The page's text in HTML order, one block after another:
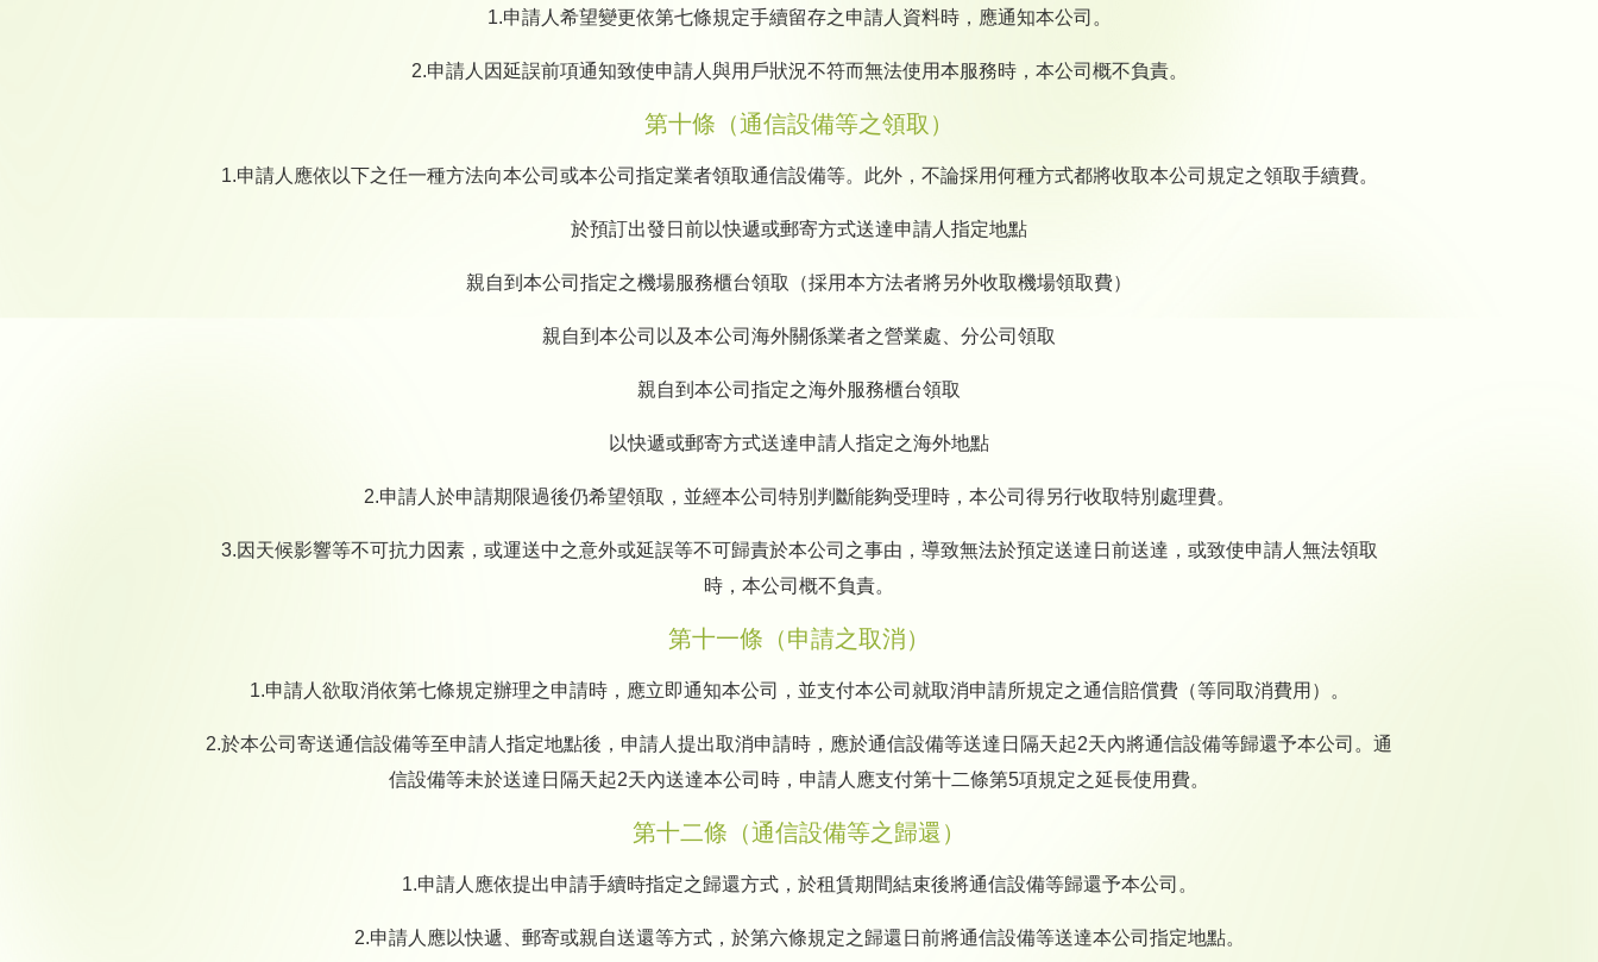
1.申請人希望變更依第七條規定手續留存之申請人資料時，應通知本公司。
2.申請人因延誤前項通知致使申請人與用戶狀況不符而無法使用本服務時，本公司概不負責。
第十條（通信設備等之領取）
1.申請人應依以下之任一種方法向本公司或本公司指定業者領取通信設備等。此外，不論採用何種方式都將收取本公司規定之領取手續費。
於預訂出發日前以快遞或郵寄方式送達申請人指定地點
親自到本公司指定之機場服務櫃台領取（採用本方法者將另外收取機場領取費）
親自到本公司以及本公司海外關係業者之營業處、分公司領取
親自到本公司指定之海外服務櫃台領取
以快遞或郵寄方式送達申請人指定之海外地點
2.申請人於申請期限過後仍希望領取，並經本公司特別判斷能夠受理時，本公司得另行收取特別處理費。
3.因天候影響等不可抗力因素，或運送中之意外或延誤等不可歸責於本公司之事由，導致無法於預定送達日前送達，或致使申請人無法領取
時，本公司概不負責。
第十一條（申請之取消）
1.申請人欲取消依第七條規定辦理之申請時，應立即通知本公司，並支付本公司就取消申請所規定之通信賠償費（等同取消費用）。
2.於本公司寄送通信設備等至申請人指定地點後，申請人提出取消申請時，應於通信設備等送達日隔天起2天內將通信設備等歸還予本公司。通
信設備等未於送達日隔天起2天內送達本公司時，申請人應支付第十二條第5項規定之延長使用費。
第十二條（通信設備等之歸還）
1.申請人應依提出申請手續時指定之歸還方式，於租賃期間結束後將通信設備等歸還予本公司。
2.申請人應以快遞、郵寄或親自送還等方式，於第六條規定之歸還日前將通信設備等送達本公司指定地點。